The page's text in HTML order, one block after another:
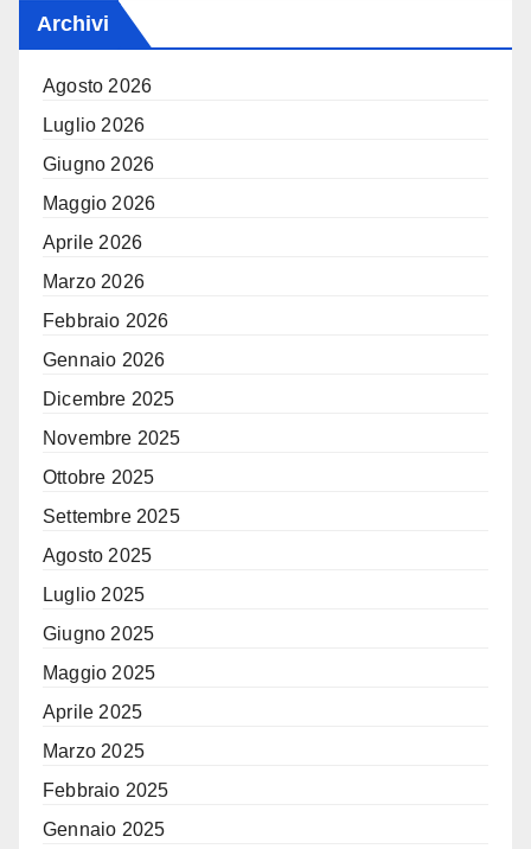
Archivi
Agosto 2026
Luglio 2026
Giugno 2026
Maggio 2026
Aprile 2026
Marzo 2026
Febbraio 2026
Gennaio 2026
Dicembre 2025
Novembre 2025
Ottobre 2025
Settembre 2025
Agosto 2025
Luglio 2025
Giugno 2025
Maggio 2025
Aprile 2025
Marzo 2025
Febbraio 2025
Gennaio 2025